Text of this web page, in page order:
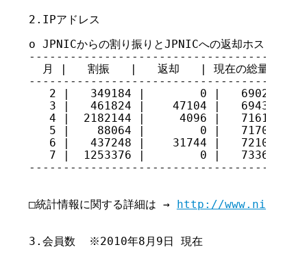
2.IPアドレス
o JPNICからの割り振りとJPNICへの返却ホスト数
  月 |   割振   |   返却   | 現在の総量
   2 |   349184 |        0 |   69021630
   3 |   461824 |    47104 |   69436350
   4 |  2182144 |     4096 |   71614398
   5 |    88064 |        0 |   71702462
   6 |   437248 |    31744 |   72107966
   7 |  1253376 |        0 |   73361342
□統計情報に関する詳細は → http://
3.会員数  ※2010年8月9日 現在